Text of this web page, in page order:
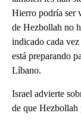
Hierro podría ser
de Hezbollah no
indicado cada
está preparando
Líbano.
Israel advierte
de que